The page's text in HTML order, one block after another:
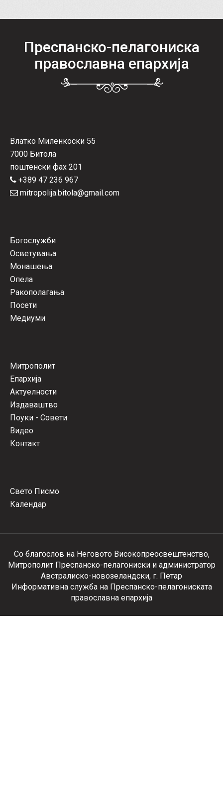
Преспанско-пелагониска
православна епархија
Влатко Миленкоски 55
7000 Битола
поштенски фах 201
+389 47 236 967
mitropolija.bitola@gmail.com
Богослужби
Осветувања
Монашења
Опела
Ракополагања
Посети
Медиуми
Митрополит
Епархија
Актуелности
Издаваштво
Поуки - Совети
Видео
Контакт
Свето Писмо
Календар
Со благослов на Неговото Високопреосвештенство,
Митрополит Преспанско-пелагониски и администратор
Австралиско-новозеландски, г. Петар
Информативна служба на Преспанско-пелагониската
православна епархија